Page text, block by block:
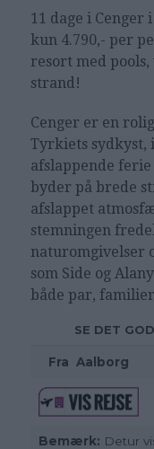
11 dage i
kun 4.790,- per
resort med
strand!
Cenger er en
Tyrkiets sydkyst,
afslappende
byder på brede
afslappet
stemningen
naturomgivelser
som Side og
både par,
SE DET
Fra _Aalborg
Bemærk: Detur